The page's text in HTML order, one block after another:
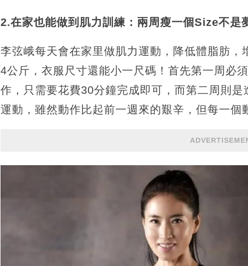
2.在家也能做到肌力訓練：兩周瘦一個Size不是
李弦峨每天會在家里做肌力運動，降低體脂肪，
4公斤，衣服尺寸還能小一尺碼！首先第一周必
作，只需要花費30分鐘完成即可，而第二周則
運動，雖然動作比起前一週來的艱辛，但每一個